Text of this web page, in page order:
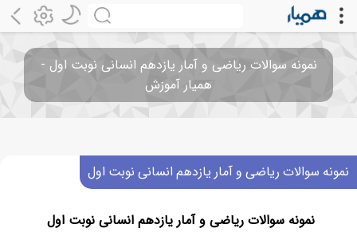
نمونه سوالات ریاضی و آمار یازدهم انسانی نوبت اول -
همیار آموزش
نمونه سوالات ریاضی و آمار یازدهم انسانی نوبت اول
نمونه سوالات ریاضی و آمار یازدهم انسانی نوبت اول